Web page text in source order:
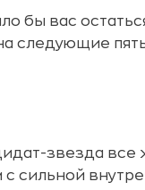
бы вас
следующие
звезда все
с сильной